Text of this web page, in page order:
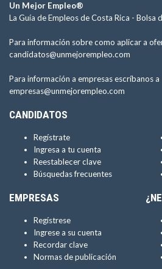
Un Mejor Empleo®
La Guía de Empleos de Costa Rica - Bolsa
Para información sobre como aplicar a
candidatos@unmejorempleo.com
Para información a empresas escríbanos a
empresas@unmejorempleo.com
CANDIDATOS
Regístrate
Ingresa a tu cuenta
Reestablecer clave
Búsquedas frecuentes
EMPRESAS
Regístrese
Ingrese a su cuenta
Recordar clave
Normas de publicación